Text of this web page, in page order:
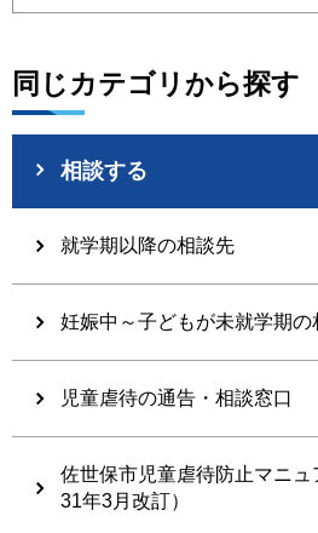
同じカテゴリから探す
相談する
就学期以降の相談先
妊娠中～子どもが未就学期の
児童虐待の通告・相談窓口
佐世保市児童虐待防止マニ
31年3月改訂）